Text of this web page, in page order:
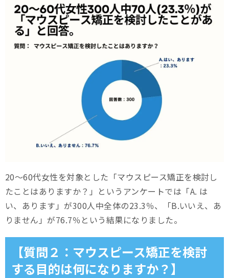
20～60代女性を対象とした「マウスピース矯正を検討し
たことはありますか？」というアンケートでは「A. は
い、あります」が300人中全体の23.3％、「B.いいえ、あ
りません」が76.7％という結果になりました。
【質問２：マウスピース矯正を検討
する目的は何になりますか？】